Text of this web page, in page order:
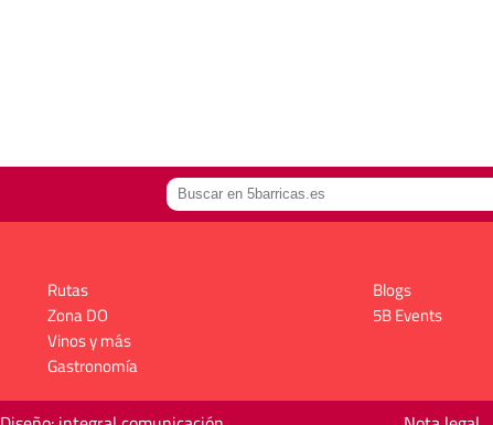
Rutas
Zona DO
Vinos y más
Gastronomía
Blogs
5B Events